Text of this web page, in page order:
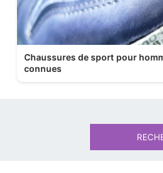
Chaussures de sport pour
connues